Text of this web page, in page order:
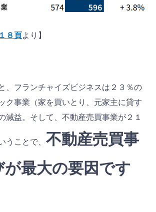
８頁より】
、フランチャイズビジネスは２３％の
ク事業（家を買いとり、元家主に貸す
減益。そして、不動産売買事業が２１
うことで、 不動産売買事
が最大の要因です